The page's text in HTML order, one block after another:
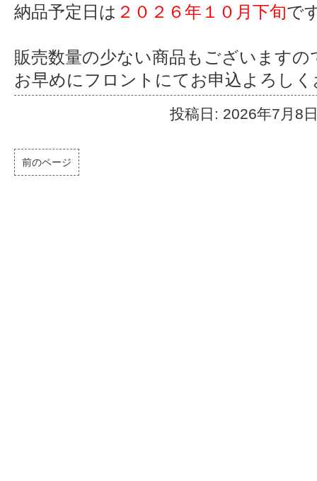
納品予定日は ２０２６年１０月下旬で
販売数量の少ない商品もございますの
お早めにフロントにてお申込よろし
投稿日: 2026年7月8
前のページ